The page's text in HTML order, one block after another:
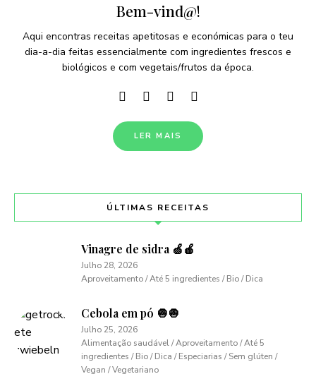
Bem-vind@!
Aqui encontras receitas apetitosas e económicas para o teu
dia-a-dia feitas essencialmente com ingredientes frescos e
biológicos e com vegetais/frutos da época.
LER MAIS
ÚLTIMAS RECEITAS
Vinagre de sidra 🍏🍎
Julho 28, 2026
Aproveitamento / Até 5 ingredientes / Bio / Dica
Cebola em pó 🧅🧅
Julho 25, 2026
Alimentação saudável / Aproveitamento / Até 5
ingredientes / Bio / Dica / Especiarias / Sem glúten /
Vegan / Vegetariano